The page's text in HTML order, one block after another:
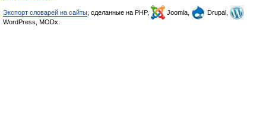
Экспорт словарей на сайты , сделанные на PHP, Joomla,
Drupal,
WordPress, MODx.